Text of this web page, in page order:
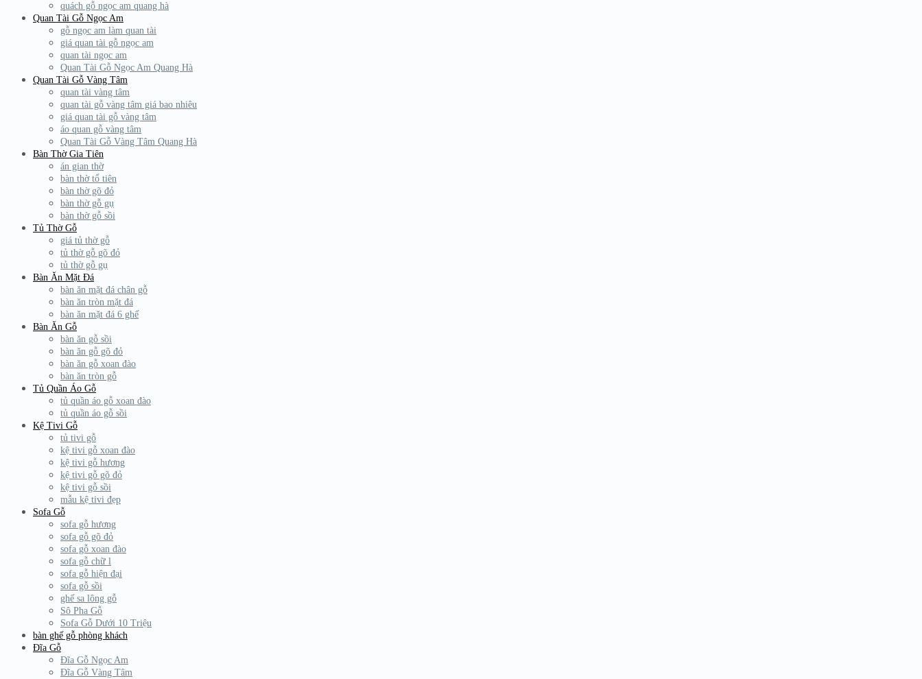
quách gỗ ngọc am quang hà
Quan Tài Gỗ Ngọc Am
gỗ ngọc am làm quan tài
giá quan tài gỗ ngọc am
quan tài ngọc am
Quan Tài Gỗ Ngọc Am Quang Hà
Quan Tài Gỗ Vàng Tâm
quan tài vàng tâm
quan tài gỗ vàng tâm giá bao nhiêu
giá quan tài gỗ vàng tâm
áo quan gỗ vàng tâm
Quan Tài Gỗ Vàng Tâm Quang Hà
Bàn Thờ Gia Tiên
án gian thờ
bàn thờ tổ tiên
bàn thờ gõ đỏ
bàn thờ gỗ gụ
bàn thờ gỗ sồi
Tủ Thờ Gỗ
giá tủ thờ gỗ
tủ thờ gỗ gõ đỏ
tủ thờ gỗ gụ
Bàn Ăn Mặt Đá
bàn ăn mặt đá chân gỗ
bàn ăn tròn mặt đá
bàn ăn mặt đá 6 ghế
Bàn Ăn Gỗ
bàn ăn gỗ sồi
bàn ăn gỗ gõ đỏ
bàn ăn gỗ xoan đào
bàn ăn tròn gỗ
Tủ Quần Áo Gỗ
tủ quần áo gỗ xoan đào
tủ quần áo gỗ sồi
Kệ Tivi Gỗ
tủ tivi gỗ
kệ tivi gỗ xoan đào
kệ tivi gỗ hương
kệ tivi gỗ gõ đỏ
kệ tivi gỗ sồi
mẫu kệ tivi đẹp
Sofa Gỗ
sofa gỗ hương
sofa gỗ gõ đỏ
sofa gỗ xoan đào
sofa gỗ chữ l
sofa gỗ hiện đại
sofa gỗ sồi
ghế sa lông gỗ
Sô Pha Gỗ
Sofa Gỗ Dưới 10 Triệu
bàn ghế gỗ phòng khách
Đĩa Gỗ
Đĩa Gỗ Ngọc Am
Đĩa Gỗ Vàng Tâm